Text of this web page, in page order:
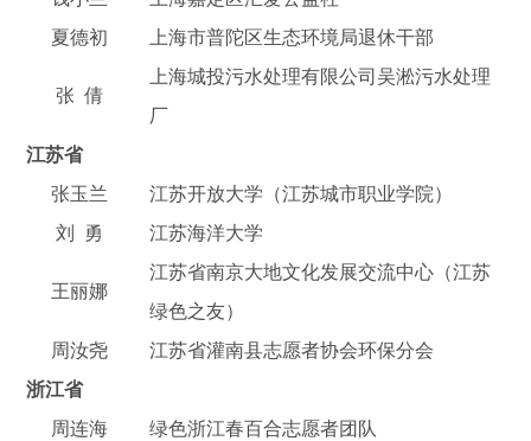
夏德初
上海市普陀区生态环境局退休干部
张 倩
上海城投污水处理有限公司吴淞污水处理
厂
江苏省
张玉兰
江苏开放大学（江苏城市职业学院）
刘 勇
江苏海洋大学
王丽娜
江苏省南京大地文化发展交流中心（江苏
绿色之友）
周汝尧
江苏省灌南县志愿者协会环保分会
浙江省
周连海
绿色浙江春百合志愿者团队